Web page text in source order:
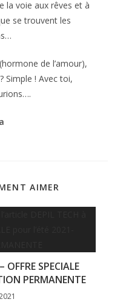
la voie aux rêves et à
se trouvent les
de l’amour),
Simple ! Avec toi,
AIMER
SPECIALE
PERMANENTE